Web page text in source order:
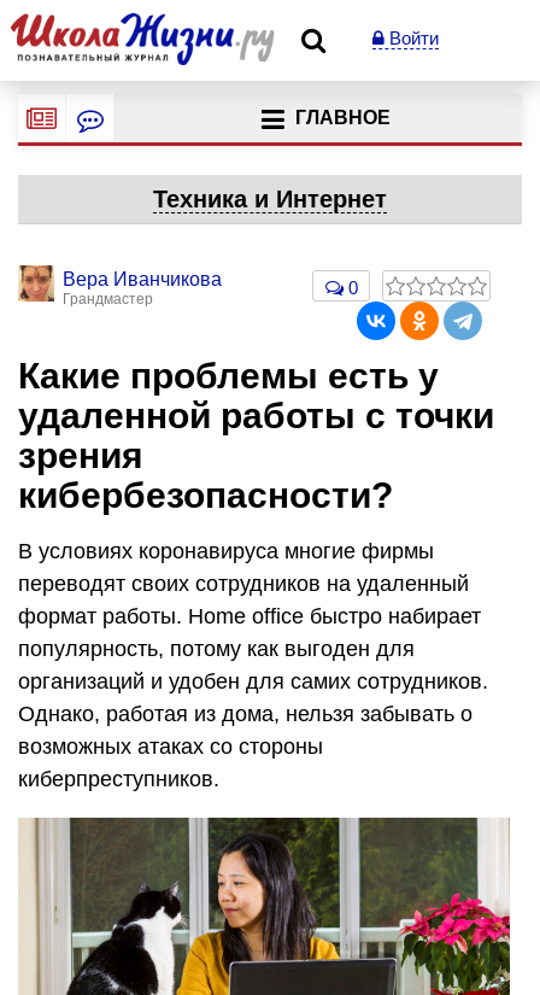
Войти
ГЛАВНОЕ
Техника и Интернет
Вера Иванчикова
Грандмастер
0
Какие проблемы есть у
удаленной работы с точки
зрения
кибербезопасности?
В условиях коронавируса многие фирмы
переводят своих сотрудников на удаленный
формат работы. Home office быстро набирает
популярность, потому как выгоден для
организаций и удобен для самих сотрудников.
Однако, работая из дома, нельзя забывать о
возможных атаках со стороны
киберпреступников.